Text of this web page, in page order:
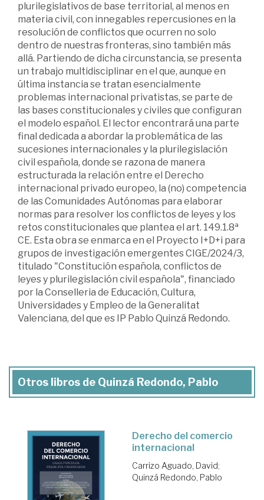
plurilegislativos de base territorial, al menos en
materia civil, con innegables repercusiones en la
resolución de conflictos que ocurren no solo
dentro de nuestras fronteras, sino también más
allá. Partiendo de dicha circunstancia, se presenta
un trabajo multidisciplinar en el que, aunque en
última instancia se tratan esencialmente
problemas internacional privatistas, se parte de
las bases constitucionales y civiles que configuran
el modelo español. El lector encontrará una parte
final dedicada a abordar la problemática de las
sucesiones internacionales y la plurilegislación
civil española, donde se razona de manera
estructurada la relación entre el Derecho
internacional privado europeo, la (no) competencia
de las Comunidades Autónomas para elaborar
normas para resolver los conflictos de leyes y los
retos constitucionales que plantea el art. 149.1.8ª
CE. Esta obra se enmarca en el Proyecto I+D+i para
grupos de investigación emergentes CIGE/2024/3,
titulado "Constitución española, conflictos de
leyes y plurilegislación civil española", financiado
por la Conselleria de Educación, Cultura,
Universidades y Empleo de la Generalitat
Valenciana, del que es IP Pablo Quinzá Redondo.
Otros libros de Quinzá Redondo, Pablo
Derecho del comercio
internacional
Carrizo Aguado, David;
Quinzá Redondo, Pablo